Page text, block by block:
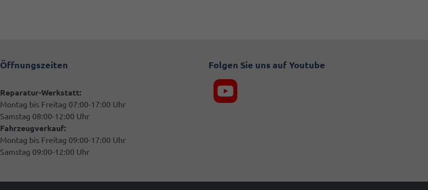
Öffnungszeiten
Reparatur-Werkstatt:
Montag bis Freitag 07:00-17:00 Uhr
Samstag 08:00-12:00 Uhr
Fahrzeugverkauf:
Montag bis Freitag 09:00-17:00 Uhr
Samstag 09:00-12:00 Uhr
Folgen Sie uns auf Youtube